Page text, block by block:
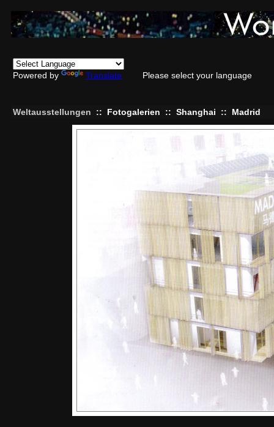
Powered by Translate Please select your language
Weltausstellungen :: Fotogalerien :: Shanghai :: Madrid